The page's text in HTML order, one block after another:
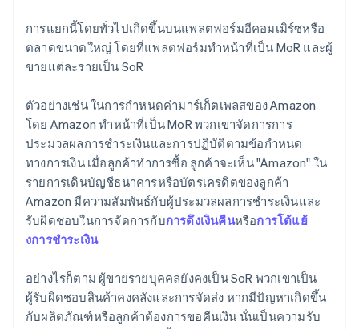
การแยกนี้โดยทั่วไปเกิดขึ้นบนแพลตฟอร์มอีคอมเมิร์ซหรือ
ตลาดขนาดใหญ่ โดยที่แพลตฟอร์มทำหน้าที่เป็น MoR และผู้
ขายแต่ละรายเป็น SoR
ตัวอย่างเช่น ในการกําหนดค่ามาร์เก็ตเพลสของ Amazon
โดย Amazon ทําหน้าที่เป็น MoR พวกเขาจัดการการ
ประมวลผลการชําระเงินและการปฏิบัติตามข้อกําหนด
ทางการเงิน เมื่อลูกค้าทําการซื้อ ลูกค้าจะเห็น "Amazon" ใน
รายการเดินบัญชีธนาคารหรือบัตรเครดิตของลูกค้า
Amazon มีความสัมพันธ์กับผู้ประมวลผลการชําระเงินและ
รับผิดชอบในการจัดการกับการดึงเงินคืนหรือการโต้แย้
งการชําระเงิน
อย่างไรก็ตาม ผู้ขายรายบุคคลยังคงเป็น SoR พวกเขาเป็น
ผู้รับผิดชอบสินค้าคงคลังและการจัดส่ง หากมีปัญหาเกิดขึ้น
กับผลิตภัณฑ์หรือลูกค้าต้องการขอคืนเงิน นั่นเป็นความรับ